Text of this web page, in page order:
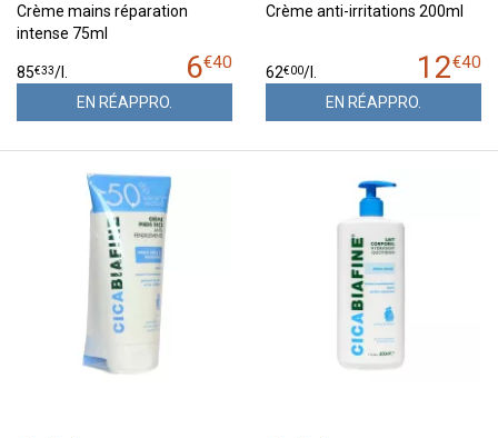
Crème mains réparation
intense 75ml
6€40
85€33/
EN RÉAPPRO.
Crème anti-irritations 200ml
12€40
62€00/
EN RÉAPPRO.